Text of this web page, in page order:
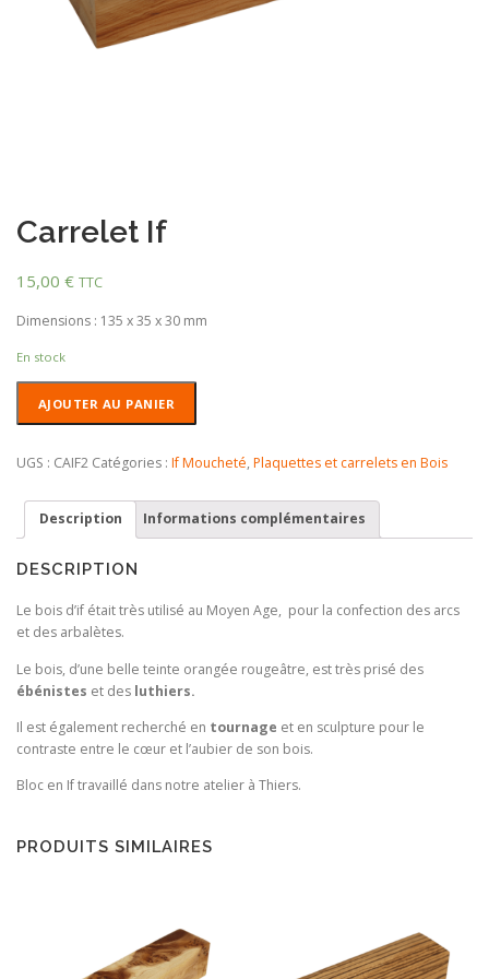
Carrelet If
15,00 € TTC
Dimensions : 135 x 35 x 30 mm
En stock
If
AJOUTER AU PANIER
UGS : CAIF2 Catégories : If Moucheté, Plaquettes et carrelets en Bois
Description Informations complémentaires
DESCRIPTION
Le bois d’if était très utilisé au Moyen Age, pour la confection des arcs
et des arbalètes.
Le bois, d’une belle teinte orangée rougeâtre, est très prisé des
ébénistes et des luthiers.
Il est également recherché en tournage et en sculpture pour le
contraste entre le cœur et l’aubier de son bois.
Bloc en If travaillé dans notre atelier à Thiers.
PRODUITS SIMILAIRES